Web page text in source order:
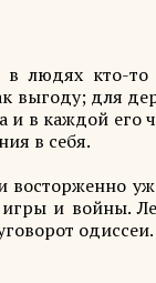
в людях кто-
выгоду; для
в каждой его
в себя.
и войны.